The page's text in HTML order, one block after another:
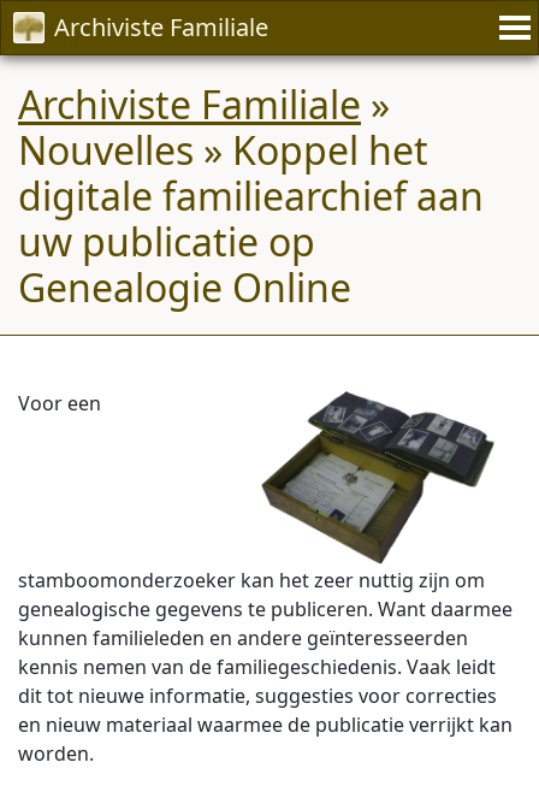
Archiviste Familiale
Archiviste Familiale »
Nouvelles » Koppel het
digitale familiearchief aan
uw publicatie op
Genealogie Online
Voor een
stamboomonderzoeker kan het zeer nuttig zijn om
genealogische gegevens te publiceren. Want daarmee
kunnen familieleden en andere geïnteresseerden
kennis nemen van de familiegeschiedenis. Vaak leidt
dit tot nieuwe informatie, suggesties voor correcties
en nieuw materiaal waarmee de publicatie verrijkt kan
worden.